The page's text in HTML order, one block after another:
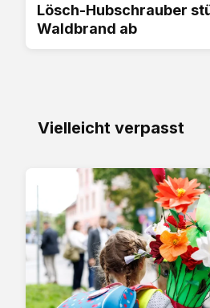
Lösch-Hubschrauber
Waldbrand ab
Vielleicht verpasst